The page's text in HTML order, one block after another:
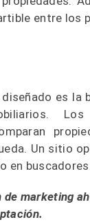
entre los
es la
Un sitio
en
marketing